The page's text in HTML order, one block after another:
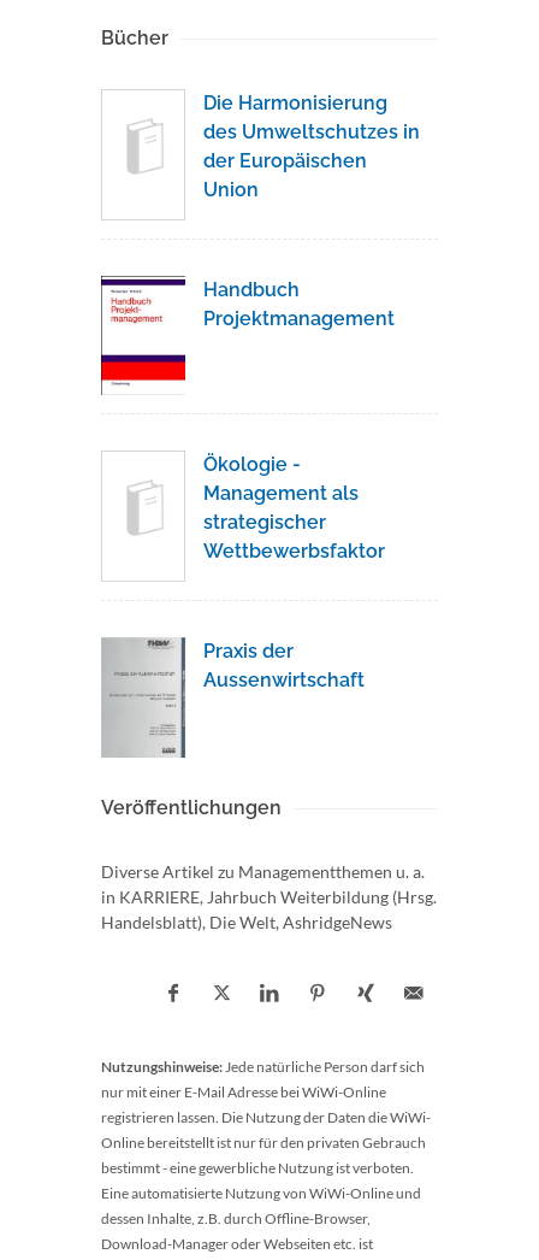
Bücher
Die Harmonisierung
des Umweltschutzes in
der Europäischen
Union
Handbuch
Projektmanagement
Ökologie -
Management als
strategischer
Wettbewerbsfaktor
Praxis der
Aussenwirtschaft
Veröffentlichungen
Diverse Artikel zu Managementthemen u. a.
in KARRIERE, Jahrbuch Weiterbildung (Hrsg.
Handelsblatt), Die Welt, AshridgeNews
Nutzungshinweise: Jede natürliche Person darf sich
nur mit einer E-Mail Adresse bei WiWi-Online
registrieren lassen. Die Nutzung der Daten die WiWi-
Online bereitstellt ist nur für den privaten Gebrauch
bestimmt - eine gewerbliche Nutzung ist verboten.
Eine automatisierte Nutzung von WiWi-Online und
dessen Inhalte, z.B. durch Offline-Browser,
Download-Manager oder Webseiten etc. ist